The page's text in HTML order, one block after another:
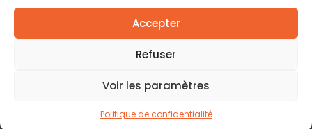
Accepter
Refuser
Voir les paramètres
Politique de confidentialité